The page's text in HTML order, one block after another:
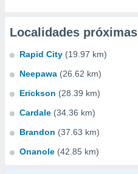
Localidades próximas
Rapid City (19.97 km)
Neepawa (26.62 km)
Erickson (28.39 km)
Cardale (34.36 km)
Brandon (37.63 km)
Onanole (42.85 km)